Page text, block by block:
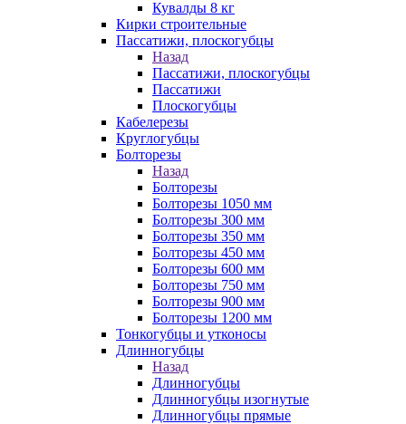
Кувалды 8 кг
Кирки строительные
Пассатижи, плоскогубцы
Назад
Пассатижи, плоскогубцы
Пассатижи
Плоскогубцы
Кабелерезы
Круглогубцы
Болторезы
Назад
Болторезы
Болторезы 1050 мм
Болторезы 300 мм
Болторезы 350 мм
Болторезы 450 мм
Болторезы 600 мм
Болторезы 750 мм
Болторезы 900 мм
Болторезы 1200 мм
Тонкогубцы и утконосы
Длинногубцы
Назад
Длинногубцы
Длинногубцы изогнутые
Длинногубцы прямые